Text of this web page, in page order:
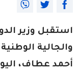
استقبل وزير
والجالية
أحمد عطاف،